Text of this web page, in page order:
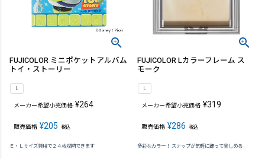
FUJICOLOR ミニポケットアルバム
トイ・ストーリー
L
メーカー希望小売価格 ¥264
販売価格 ¥205 税込
Ｅ・Ｌサイズ兼用で２４枚収納できます
FUJICOLOR Lカラーフレーム ス
モーク
L
メーカー希望小売価格 ¥319
販売価格 ¥286 税込
多彩なカラー！ スナップが気軽に飾って楽しめる